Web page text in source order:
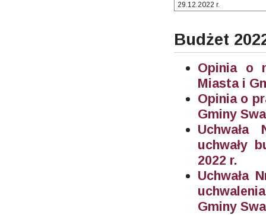
29.12.2022 r.
Budżet
Opinia o
Miasta i
Opinia o
Gminy
Uchwała
uchwały
2022 r.
Uchwała
Gminy